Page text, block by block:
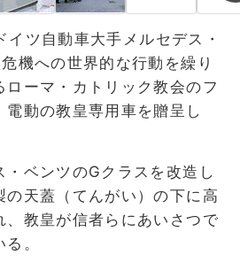
イツ自動車大手メルセデス・
機への世界的な行動を繰り
ーマ・カトリック教会のフ
電動の教皇専用車を贈呈し
ベンツのGクラスを改造し
の天蓋（てんがい）の下に高
、教皇が信者らにあいさつで
。